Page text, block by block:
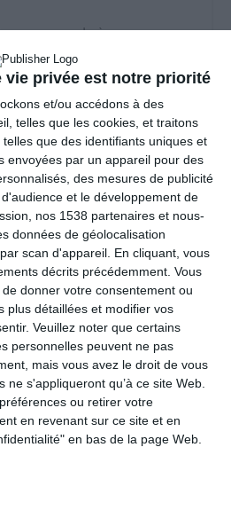
vie privée est notre priorité
et/ou accédons à des
telles que les cookies, et traitons
que des identifiants uniques et
envoyées par un appareil pour des
des mesures de publicité
et le développement de
nos 1538 partenaires et nous-
données de géolocalisation
scan d'appareil. En cliquant, vous
décrits précédemment. Vous
donner votre consentement ou
plus détaillées et modifier vos
Veuillez noter que certains
personnelles peuvent ne pas
mais vous avez le droit de vous
ne s'appliqueront qu’à ce site Web.
ou retirer votre
en revenant sur ce site et en
en bas de la page Web.
cru pour grand-père
fête grand-père
coeur en or
père exceptionnel
et bonne journée
des grand-pères